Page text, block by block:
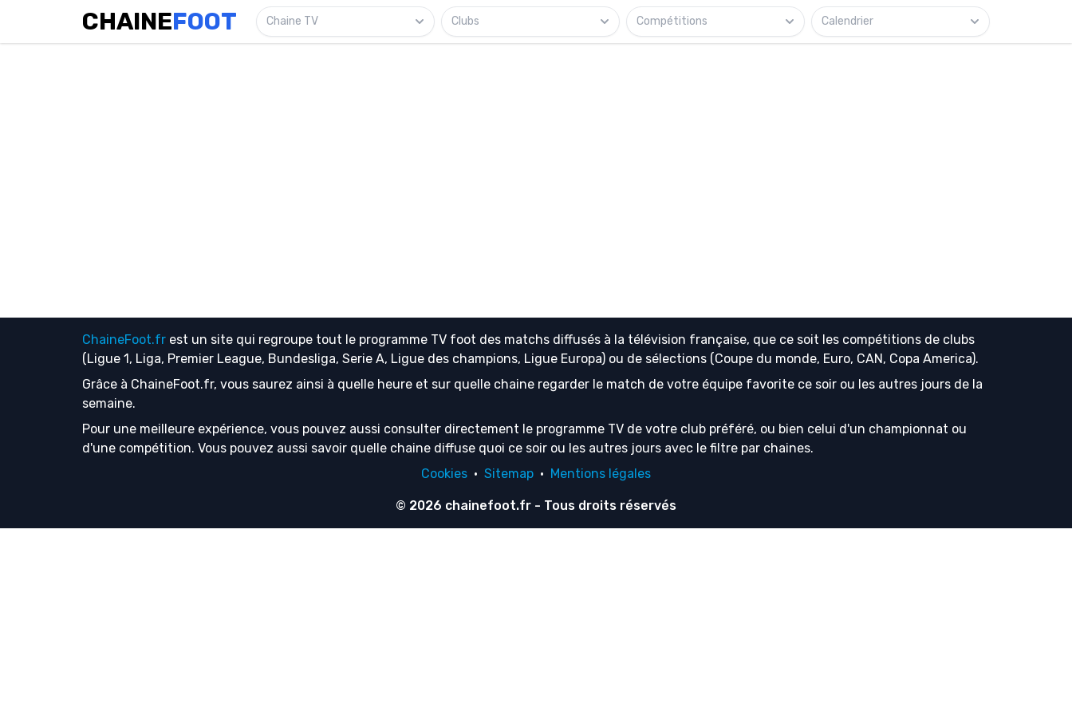
CHAINEFOOT Chaine TV Clubs Compétitions Calendrier
ChaineFoot.fr est un site qui regroupe tout le programme TV foot des matchs diffusés à la télévision française, que ce soit les compétitions de clubs
(Ligue 1, Liga, Premier League, Bundesliga, Serie A, Ligue des champions, Ligue Europa) ou de sélections (Coupe du monde, Euro, CAN, Copa America).
Grâce à ChaineFoot.fr, vous saurez ainsi à quelle heure et sur quelle chaine regarder le match de votre équipe favorite ce soir ou les autres jours de la
semaine.
Pour une meilleure expérience, vous pouvez aussi consulter directement le programme TV de votre club préféré, ou bien celui d'un championnat ou
d'une compétition. Vous pouvez aussi savoir quelle chaine diffuse quoi ce soir ou les autres jours avec le filtre par chaines.
Cookies · Sitemap · Mentions légales
© 2026 chainefoot.fr - Tous droits réservés